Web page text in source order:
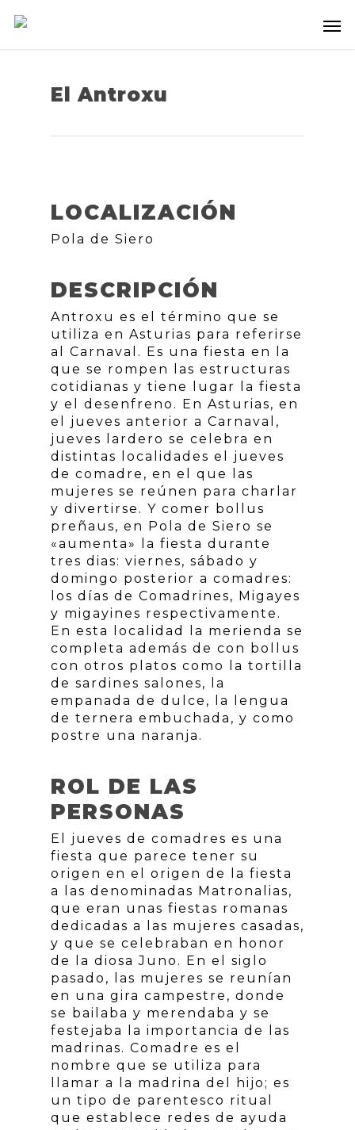
El Antroxu
LOCALIZACIÓN
Pola de Siero
DESCRIPCIÓN
Antroxu es el término que se
utiliza en Asturias para referirse
al Carnaval. Es una fiesta en la
que se rompen las estructuras
cotidianas y tiene lugar la fiesta
y el desenfreno. En Asturias, en
el jueves anterior a Carnaval,
jueves lardero se celebra en
distintas localidades el jueves
de comadre, en el que las
mujeres se reúnen para charlar
y divertirse. Y comer bollus
preñaus, en Pola de Siero se
«aumenta» la fiesta durante
tres dias: viernes, sábado y
domingo posterior a comadres:
los días de Comadrines, Migayes
y migayines respectivamente.
En esta localidad la merienda se
completa además de con bollus
con otros platos como la tortilla
de sardines salones, la
empanada de dulce, la lengua
de ternera embuchada, y como
postre una naranja.
ROL DE LAS
PERSONAS
El jueves de comadres es una
fiesta que parece tener su
origen en el origen de la fiesta
a las denominadas Matronalias,
que eran unas fiestas romanas
dedicadas a las mujeres casadas,
y que se celebraban en honor
de la diosa Juno. En el siglo
pasado, las mujeres se reunían
en una gira campestre, donde
se bailaba y merendaba y se
festejaba la importancia de las
madrinas. Comadre es el
nombre que se utiliza para
llamar a la madrina del hijo; es
un tipo de parentesco ritual
que establece redes de ayuda